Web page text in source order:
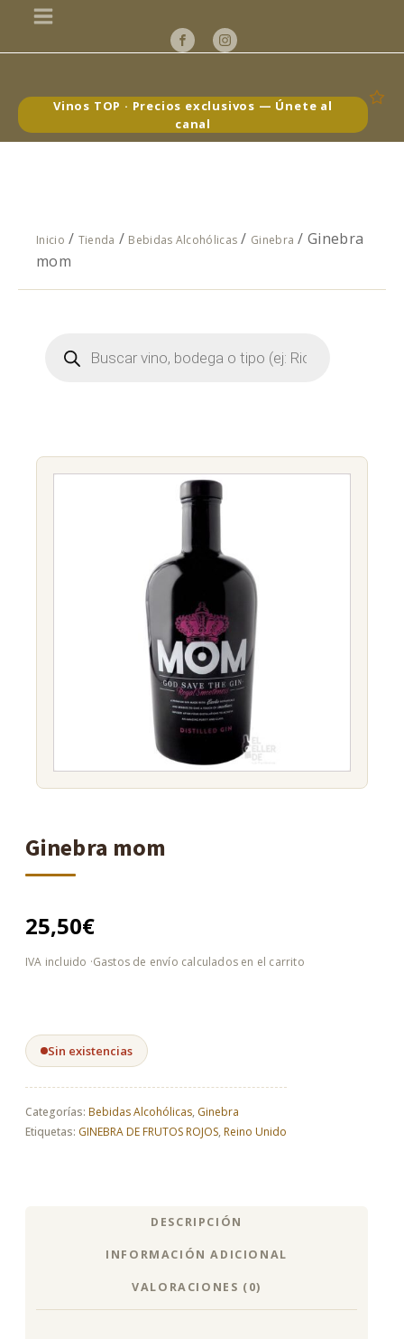
Vinos TOP · Precios exclusivos — Únete al
canal
Inicio / Tienda / Bebidas Alcohólicas / Ginebra / Ginebra
mom
Búsqueda
Ginebra mom
25,50€
Sin existencias
Categorías: Bebidas Alcohólicas, Ginebra
Etiquetas: GINEBRA DE FRUTOS ROJOS, Reino Unido
DESCRIPCIÓN
INFORMACIÓN ADICIONAL
VALORACIONES (0)